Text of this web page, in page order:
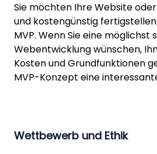
Sie möchten Ihre Website
und kostengünstig
MVP. Wenn Sie eine möglichst
Webentwicklung wünschen,
Kosten und Grundfunktionen
MVP-Konzept eine
Wettbewerb und Ethik